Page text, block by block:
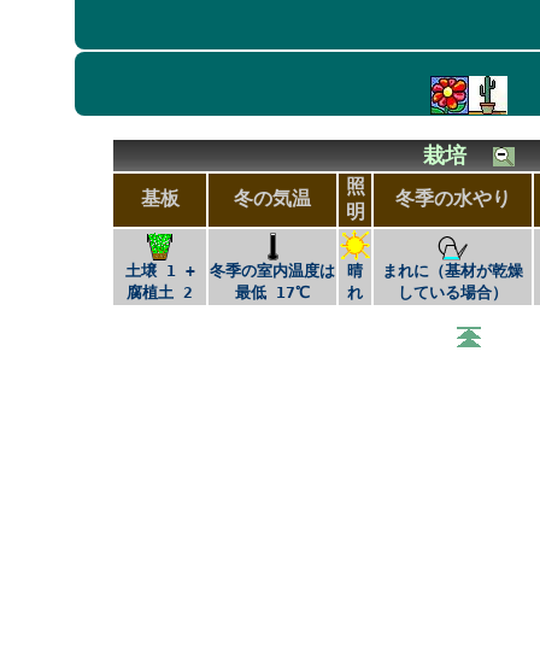
栽培
基板 冬の気温
照
明
冬季の水やり
土壌 1 +
腐植土 2
冬季の室内温度は
最低 17℃
晴
れ
まれに（基材が乾燥
している場合）